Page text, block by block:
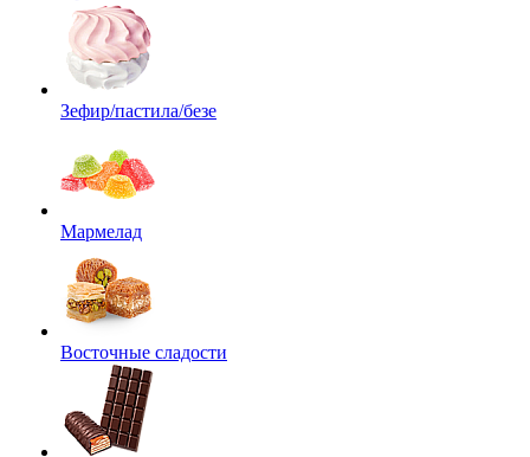
Зефир/пастила/безе
Мармелад
Восточные сладости